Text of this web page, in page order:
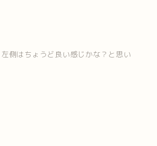
側はちょうど良い感じかな？と思い